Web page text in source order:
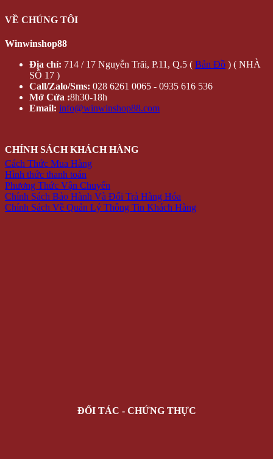
VỀ CHÚNG TÔI
Winwinshop88
Địa chỉ: 714 / 17 Nguyễn Trãi, P.11, Q.5 ( Bản Đồ ) ( NHÀ
SỐ 17 )
Call/Zalo/Sms: 028 6261 0065 - 0935 616 536
Mở Cửa :8h30-18h
Email: info@winwinshop88.com
CHÍNH SÁCH KHÁCH HÀNG
Cách Thức Mua Hàng
Hình thức thanh toán
Phương Thức Vận Chuyển
Chính Sách Bảo Hành Và Đổi Trả Hàng Hóa
Chính Sách Về Quản Lý Thông Tin Khách Hàng
ĐỐI TÁC - CHỨNG THỰC